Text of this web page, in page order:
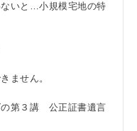
いと…小規模宅地の特
ません。
の第３講 公正証書遺言